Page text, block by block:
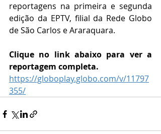
reportagens na primeira e segunda
edição da EPTV, filial da Rede Globo
de São Carlos e Araraquara.
Clique no link abaixo para ver a
reportagem completa.
https://globoplay.globo.com/v/11797
355/